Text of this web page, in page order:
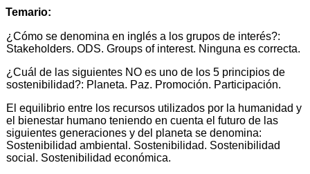
Temario:
¿Cómo se denomina en inglés a los grupos de interés?:
Stakeholders. ODS. Groups of interest. Ninguna es correcta.
¿Cuál de las siguientes NO es uno de los 5 principios de
sostenibilidad?: Planeta. Paz. Promoción. Participación.
El equilibrio entre los recursos utilizados por la humanidad y
el bienestar humano teniendo en cuenta el futuro de las
siguientes generaciones y del planeta se denomina:
Sostenibilidad ambiental. Sostenibilidad. Sostenibilidad
social. Sostenibilidad económica.